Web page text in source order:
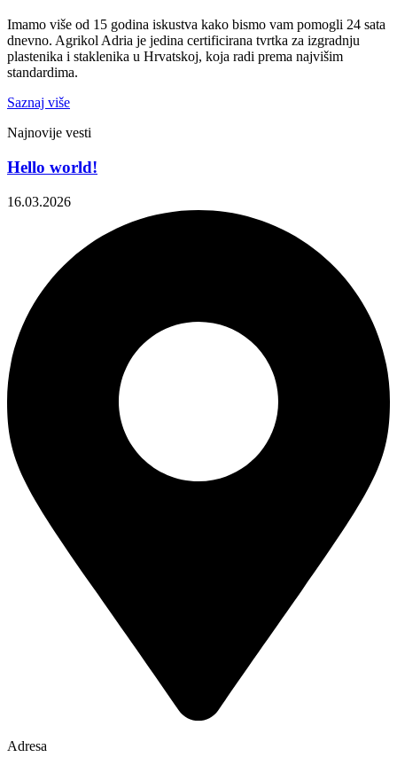
Imamo više od 15 godina iskustva kako bismo vam pomogli 24 sata
dnevno. Agrikol Adria je jedina certificirana tvrtka za izgradnju
plastenika i staklenika u Hrvatskoj, koja radi prema najvišim
standardima.
Saznaj više
Najnovije vesti
Hello world!
16.03.2026
Adresa